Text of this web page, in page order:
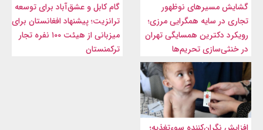
گشایش مسیرهای نوظهور
تجاری در سایه همگرایی مرزی؛
رویکرد دکترین همسایگی تهران
در خنثی‌سازی تحریم‌ها
گام کابل و عشق‌آباد برای توسعه
ترانزیت؛ پیشنهاد افغانستان برای
میزبانی از هیئت ۱۰۰ نفره تجار
ترکمنستان